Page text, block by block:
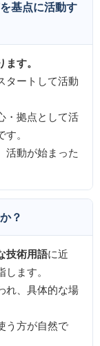
基点に活動す
す。
タートして活動
・拠点として活
。
活動が始まった
？
技術用語に近
します。
れ、具体的な場
う方が自然で